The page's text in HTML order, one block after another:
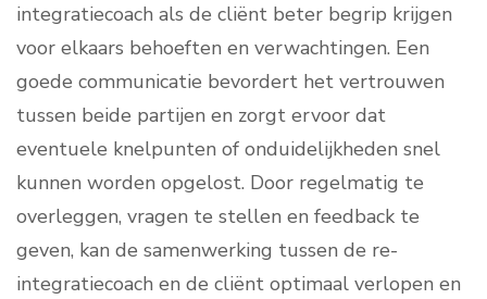
integratiecoach als de cliënt beter begrip krijgen
voor elkaars behoeften en verwachtingen. Een
goede communicatie bevordert het vertrouwen
tussen beide partijen en zorgt ervoor dat
eventuele knelpunten of onduidelijkheden snel
kunnen worden opgelost. Door regelmatig te
overleggen, vragen te stellen en feedback te
geven, kan de samenwerking tussen de re-
integratiecoach en de cliënt optimaal verlopen en